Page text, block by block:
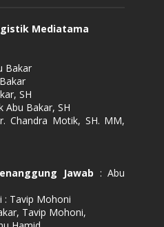
Mediatama
Bakar
SH
Abu Bakar, SH
Chandra Motik, SH. MM,
Jawab : Abu
: Tavip Mohoni
Tavip Mohoni,